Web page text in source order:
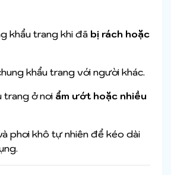
khẩu trang khi đã bị rách hoặc
khẩu trang với người khác.
trang ở nơi ẩm ướt hoặc nhiều
phơi khô tự nhiên để kéo dài